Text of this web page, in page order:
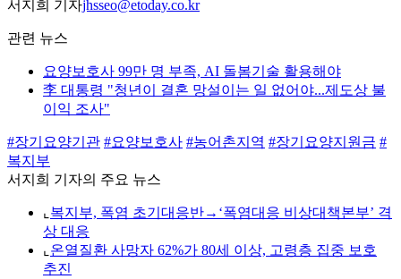
서지희 기자jhsseo@etoday.co.kr
관련 뉴스
요양보호사 99만 명 부족, AI 돌봄기술 활용해야
李 대통령 "청년이 결혼 망설이는 일 없어야...제도상 불
이익 조사"
#장기요양기관 #요양보호사 #농어촌지역 #장기요양지원금 #
복지부
서지희 기자의 주요 뉴스
⌞ 복지부, 폭염 초기대응반→‘폭염대응 비상대책본부’ 격
상 대응
⌞ 온열질환 사망자 62%가 80세 이상, 고령층 집중 보호
추진